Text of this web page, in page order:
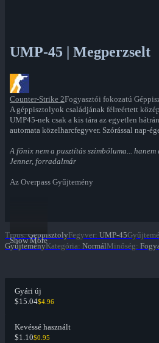
UMP-45 | Megperzselt
Counter-Strike 2Fogyasztói fokozatú
A géppisztolyok családjának félreértett
UMP45-nek csak a kis tára az egyetlen
automata közelharcfegyver. Szórással nap-
A főnix nem a pusztítás szimbóluma...
Jenner, forradalmár
Az Overpass Gyűjtemény
Show More
Típus: GéppisztolyFegyver: UMP-45
GyűjteményKategória: NormálMinőség:
Gyári új
$15.04$4.96
Kevéssé használt
$1.10$0.95